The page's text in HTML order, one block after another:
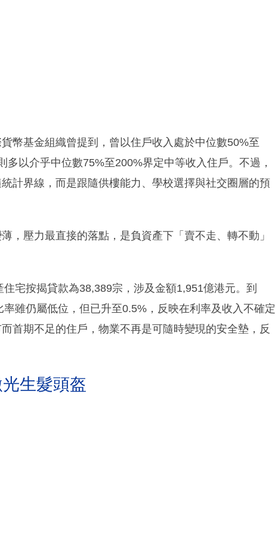
幣基金組織曾提到，曾以住戶收入處於中位數50%至
以介乎中位數75%至200%界定中等收入住戶。不過，
計界線，而是跟隨供樓能力、學校選擇與社交圈層的預
，壓力最直接的落點，是負資產下「賣不走、轉不動」
宅按揭貸款為38,389宗，涉及金額1,951億港元。到
雖仍屬低位，但已升至0.5%，反映在利率及收入不確定
首期不足的住戶，物業不再是可隨時變現的安全墊，反
生髮頭盔